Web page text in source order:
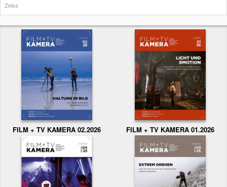
Zeiss
FILM + TV KAMERA 02.2026 FILM + TV KAMERA 01.2026